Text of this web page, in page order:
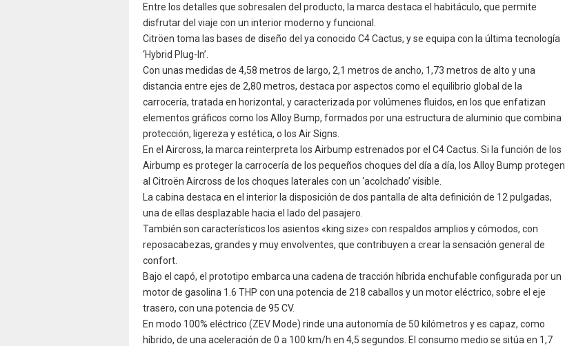
Entre los detalles que sobresalen del producto, la marca destaca el habitáculo, que permite
disfrutar del viaje con un interior moderno y funcional.
Citröen toma las bases de diseño del ya conocido C4 Cactus, y se equipa con la última tecnología
‘Hybrid Plug-In’.
Con unas medidas de 4,58 metros de largo, 2,1 metros de ancho, 1,73 metros de alto y una
distancia entre ejes de 2,80 metros, destaca por aspectos como el equilibrio global de la
carrocería, tratada en horizontal, y caracterizada por volúmenes fluidos, en los que enfatizan
elementos gráficos como los Alloy Bump, formados por una estructura de aluminio que combina
protección, ligereza y estética, o los Air Signs.
En el Aircross, la marca reinterpreta los Airbump estrenados por el C4 Cactus. Si la función de los
Airbump es proteger la carrocería de los pequeños choques del día a día, los Alloy Bump protegen
al Citroën Aircross de los choques laterales con un ‘acolchado’ visible.
La cabina destaca en el interior la disposición de dos pantalla de alta definición de 12 pulgadas,
una de ellas desplazable hacia el lado del pasajero.
También son característicos los asientos «king size» con respaldos amplios y cómodos, con
reposacabezas, grandes y muy envolventes, que contribuyen a crear la sensación general de
confort.
Bajo el capó, el prototipo embarca una cadena de tracción híbrida enchufable configurada por un
motor de gasolina 1.6 THP con una potencia de 218 caballos y un motor eléctrico, sobre el eje
trasero, con una potencia de 95 CV.
En modo 100% eléctrico (ZEV Mode) rinde una autonomía de 50 kilómetros y es capaz, como
híbrido, de una aceleración de 0 a 100 km/h en 4,5 segundos. El consumo medio se sitúa en 1,7